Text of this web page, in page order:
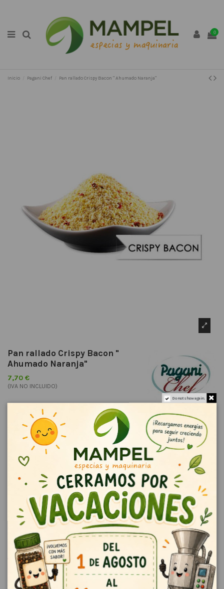
0
Inicio Pagani Chef Pan rallado Crispy Bacon " Ahumado Naranja"
Pan rallado Crispy Bacon "
Ahumado Naranja"
7,70 €
(IVA NO INCLUIDO)
Por vacaciones, los pedidos realizados entre el 30 de julio y el 16 de
agosto se enviarán a partir del 17 de agosto. Gracias por vuestra
comprensión.
Pan irregular color naranja con sabor un toque ahumado y bacon
Descripción
Pan de sabor a beicon ahumado y color anaranjado. Compuesto por
fragmentos de pan de tamaño irregular. Innova en tus rebozados con
Do not show again.